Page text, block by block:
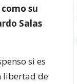
su
Salas
si es
libertad de